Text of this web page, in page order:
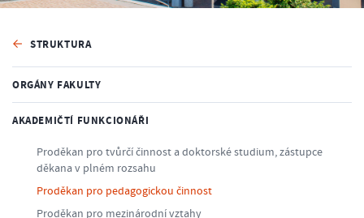
STRUKTURA
ORGÁNY FAKULTY
AKADEMIČTÍ FUNKCIONÁŘI
Proděkan pro tvůrčí činnost a doktorské studium, zástupce
děkana v plném rozsahu
Proděkan pro pedagogickou činnost
Proděkan pro mezinárodní vztahy